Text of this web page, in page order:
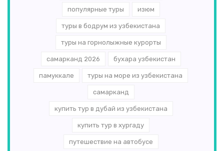
популярные туры изюм
туры в бодрум из узбекистана
туры на горнолыжные курорты
самарканд 2026 бухара узбекистан
памуккале туры на море из узбекистана
самарканд
купить тур в дубай из узбекистана
купить тур в хургаду
путешествие на автобусе